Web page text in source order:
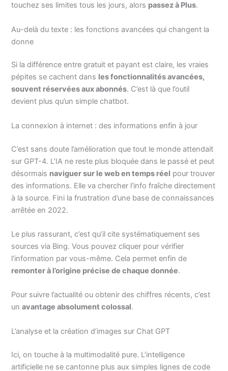
touchez ses limites tous les jours, alors passez à Plus.
Au-delà du texte : les fonctions avancées qui changent la
donne
Si la différence entre gratuit et payant est claire, les vraies
pépites se cachent dans les fonctionnalités avancées,
souvent réservées aux abonnés. C’est là que l’outil
devient plus qu’un simple chatbot.
La connexion à internet : des informations enfin à jour
C’est sans doute l’amélioration que tout le monde attendait
sur GPT-4. L’IA ne reste plus bloquée dans le passé et peut
désormais naviguer sur le web en temps réel pour trouver
des informations. Elle va chercher l’info fraîche directement
à la source. Fini la frustration d’une base de connaissances
arrêtée en 2022.
Le plus rassurant, c’est qu’il cite systématiquement ses
sources via Bing. Vous pouvez cliquer pour vérifier
l’information par vous-même. Cela permet enfin de
remonter à l’origine précise de chaque donnée.
Pour suivre l’actualité ou obtenir des chiffres récents, c’est
unavantage absolument colossal.
L’analyse et la création d’images sur Chat GPT
Ici, on touche à la multimodalité pure. L’intelligence
artificielle ne se cantonne plus aux simples lignes de code